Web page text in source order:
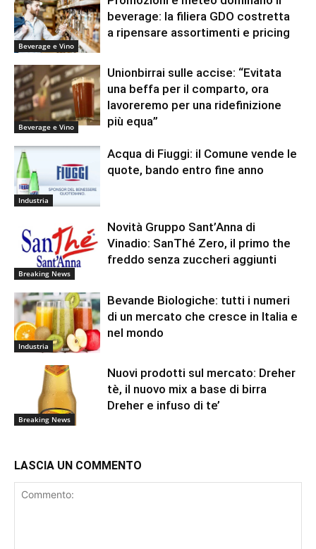
Beverage e Vino
beverage: la filiera GDO costretta
a ripensare assortimenti e pricing
Beverage e Vino
Unionbirrai sulle accise: “Evitata
una beffa per il comparto, ora
lavoreremo per una ridefinizione
più equa”
Industria
Acqua di Fiuggi: il Comune vende le
quote, bando entro fine anno
Breaking News
Novità Gruppo Sant’Anna di
Vinadio: SanThé Zero, il primo the
freddo senza zuccheri aggiunti
Industria
Bevande Biologiche: tutti i numeri
di un mercato che cresce in Italia e
nel mondo
Breaking News
Nuovi prodotti sul mercato: Dreher
tè, il nuovo mix a base di birra
Dreher e infuso di te’
LASCIA UN COMMENTO